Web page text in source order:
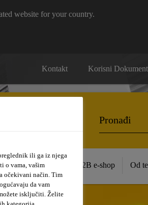
website for your country.
Kontakt Korisni
Projekti i reference B2B e-shop Od
ili ga iz njega
o vama, vašim
očekivani način. Tim
da vam
isključiti. Želite